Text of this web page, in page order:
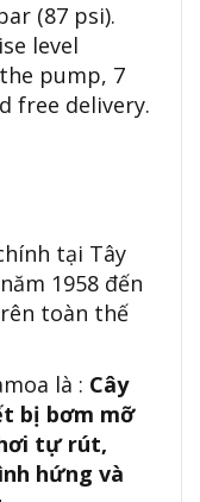
(87 psi).
level
pump, 7
free delivery.
tại Tây
1958 đến
toàn thế
là : Cây
bị bơm mỡ
tự rút,
hứng và